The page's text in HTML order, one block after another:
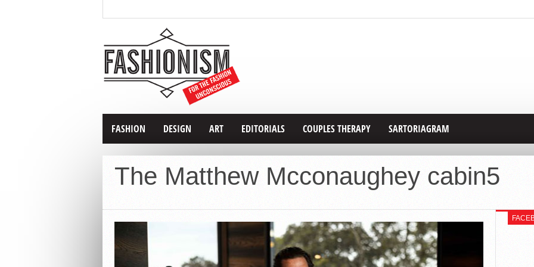
FASHION DESIGN ART EDITORIALS COUPLES THERAPY SARTORIAGRAM
The Matthew Mcconaughey cabin5